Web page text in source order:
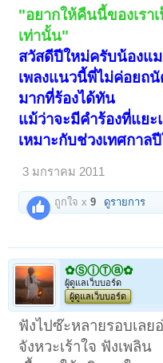
"อยากให้คืนนี้ของเร
เท่านั้น"
สวัสดีปีใหม่ครับน้องแ
เพลงแนวนี้พี่ไม่ค่อยถ
มากที่ร้องได้ทัน
แม้ว่าจะมีคำร้องที่แย
เหมาะกับช่วงเทศกาล
3 มกราคม 2011
ถูกใจ x9 ดูรายการ
✿ⓈⓘⓉⓐ✿
ผู้ดูแลเว็บบอร์ด
ผู้ดูแลเว็บบอร์ด
ฟังไปซ๊ะหลายรอบเลย
จังหวะเร้าใจ ฟังเพลิน